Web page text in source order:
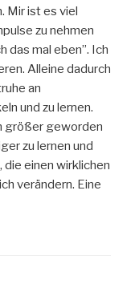
Mir ist es viel
zu nehmen
das mal eben”. Ich
Alleine dadurch
an
und zu lernen.
größer geworden
zu lernen und
einen wirklichen
verändern. Eine